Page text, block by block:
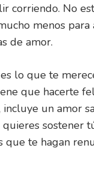
corriendo. No
menos
de amor.
lo que te
que hacerte
un amor
sostener
te hagan